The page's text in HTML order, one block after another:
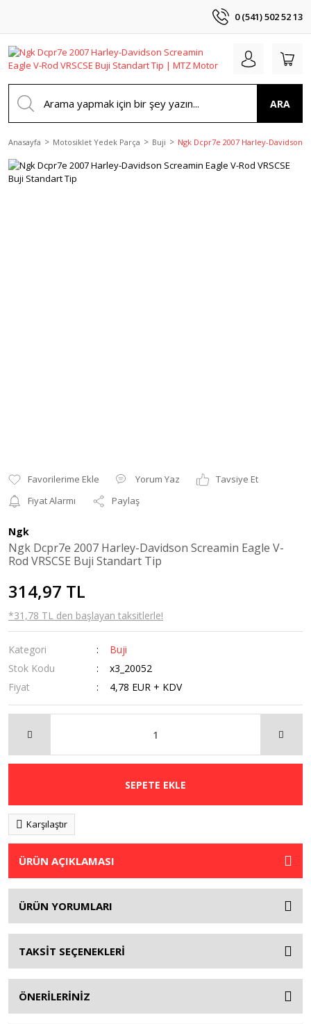
0 (541) 502 52 13
ARA
Anasayfa Motosiklet Yedek Parça Buji Ngk Dcpr7e 2007 Harley-Davidson
Yorum Yaz
Tavsiye Et
Fiyat Alarmı
Paylaş
Ngk
Ngk Dcpr7e 2007 Harley-Davidson Screamin Eagle V-
Rod VRSCSE Buji Standart Tip
314,97 TL
*31,78 TL den başlayan taksitlerle!
Kategori
Buji
Stok Kodu
x3_20052
Fiyat
4,78 EUR + KDV
SEPETE EKLE
Karşılaştır
ÜRÜN AÇIKLAMASI
ÜRÜN YORUMLARI
TAKSİT SEÇENEKLERİ
ÖNERİLERİNİZ